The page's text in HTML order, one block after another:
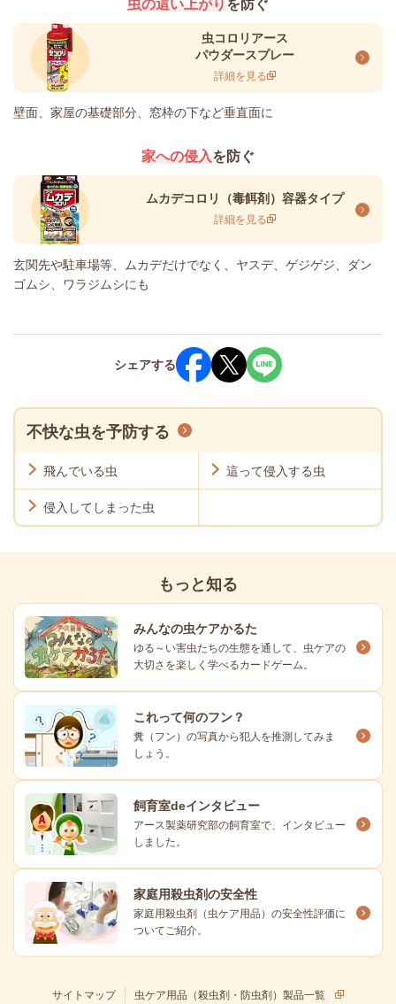
虫の這い上がり を防ぐ
虫コロリアース
パウダースプレー
詳細を見る
壁面、家屋の基礎部分、窓枠の下など垂直面に
家への侵入を防ぐ
ムカデコロリ（毒餌剤）容器タイプ
詳細を見る
玄関先や駐車場等、ムカデだけでなく、ヤスデ、ゲジゲジ、ダン
ゴムシ、ワラジムシにも
シェアする
不快な虫を予防する
飛んでいる虫 這って侵入する虫
侵入してしまった虫
もっと知る
みんなの虫ケアかるた
ゆる～い害虫たちの生態を通して、虫ケアの
大切さを楽しく学べるカードゲーム。
これって何のフン？
糞（フン）の写真から犯人を推測してみま
しょう。
飼育室deインタビュー
アース製薬研究部の飼育室で、インタビュー
しました。
家庭用殺虫剤の安全性
家庭用殺虫剤（虫ケア用品）の安全性評価に
ついてご紹介。
サイトマップ 虫ケア用品（殺虫剤・防虫剤）製品一覧